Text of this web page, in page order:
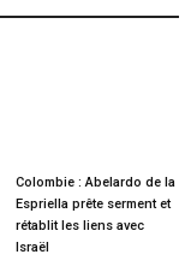
Colombie : Abelardo de la
Espriella prête serment et
rétablit les liens avec
Israël